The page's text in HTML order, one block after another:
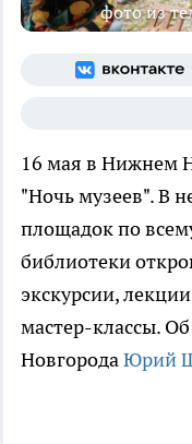
фото из
16 мая в Нижнем
"Ночь музеев". В
площадок по
библиотеки
экскурсии,
мастер-классы.
НовгородаЮрий